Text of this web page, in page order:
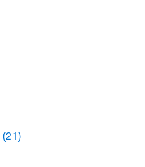
(21)